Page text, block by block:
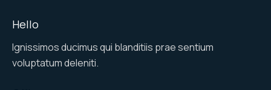
Hello
Ignissimos ducimus qui blanditiis prae sentium
voluptatum deleniti.